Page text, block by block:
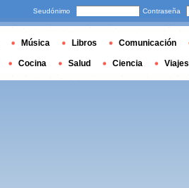
Seudónimo Contraseña
Música Libros Comunicación
Cocina Salud Ciencia Viajes